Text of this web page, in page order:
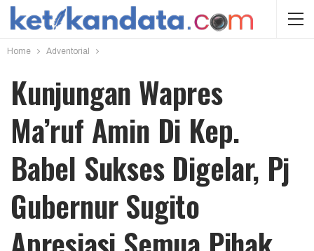
Home Adventorial
Kunjungan Wapres
Ma’ruf Amin Di Kep.
Babel Sukses Digelar, Pj
Gubernur Sugito